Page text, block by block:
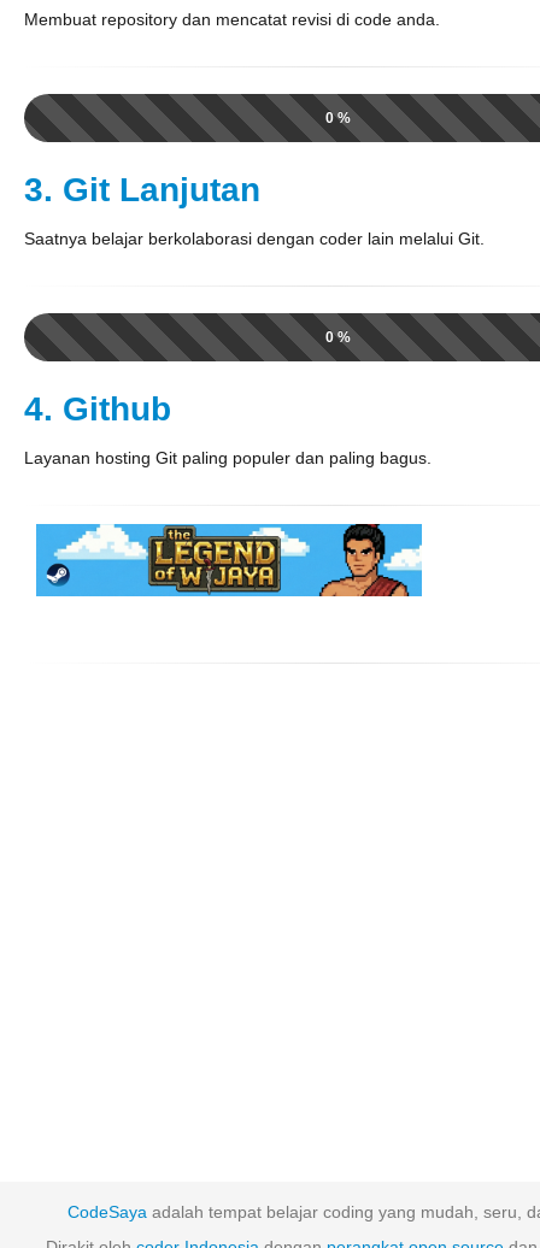
Membuat repository dan mencatat revisi di code anda.
0 %
3. Git Lanjutan
Saatnya belajar berkolaborasi dengan coder lain melalui Git.
0 %
4. Github
Layanan hosting Git paling populer dan paling bagus.
CodeSaya adalah tempat belajar coding yang mudah, seru,